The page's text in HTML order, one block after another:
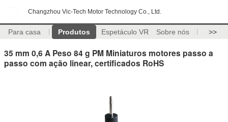
Changzhou Vic-Tech Motor Technology Co., Ltd.
Para casa Produtos Espetáculo VR Sobre nós >>
35 mm 0,6 A Peso 84 g PM Miniaturos motores passo a
passo com ação linear, certificados RoHS